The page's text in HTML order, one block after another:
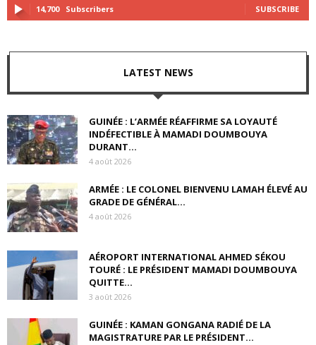
14,700 Subscribers SUBSCRIBE
LATEST NEWS
GUINÉE : L’ARMÉE RÉAFFIRME SA LOYAUTÉ
INDÉFECTIBLE À MAMADI DOUMBOUYA
DURANT...
4 août 2026
ARMÉE : LE COLONEL BIENVENU LAMAH ÉLEVÉ AU
GRADE DE GÉNÉRAL...
4 août 2026
AÉROPORT INTERNATIONAL AHMED SÉKOU
TOURÉ : LE PRÉSIDENT MAMADI DOUMBOUYA
QUITTE...
3 août 2026
GUINÉE : KAMAN GONGANA RADIÉ DE LA
MAGISTRATURE PAR LE PRÉSIDENT...